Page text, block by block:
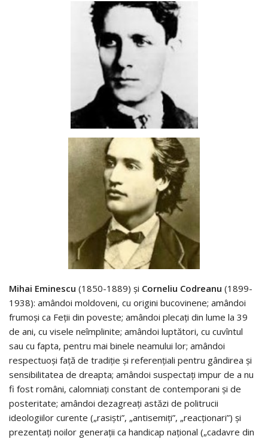
Mihai Eminescu (1850-1889) şi Corneliu Codreanu (1899-
1938): amândoi moldoveni, cu origini bucovinene; amândoi
frumoşi ca Feţii din poveste; amândoi plecaţi din lume la 39
de ani, cu visele neîmplinite; amândoi luptători, cu cuvîntul
sau cu fapta, pentru mai binele neamului lor; amândoi
respectuoşi faţă de tradiţie şi referenţiali pentru gândirea şi
sensibilitatea de dreapta; amândoi suspectaţi impur de a nu
fi fost români, calomniaţi constant de contemporani şi de
posteritate; amândoi dezagreaţi astăzi de politrucii
ideologiilor curente („rasişti”, „antisemiţi”, „reacţionari”) şi
prezentaţi noilor generaţii ca handicap naţional („cadavre din